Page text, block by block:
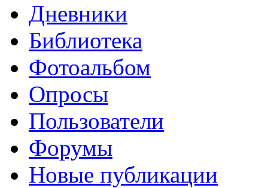
Дневники
Библиотека
Фотоальбом
Опросы
Пользователи
Форумы
Новые публикации